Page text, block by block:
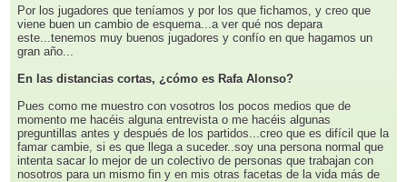
Por los jugadores que teníamos y por los que fichamos, y creo que
viene buen un cambio de esquema...a ver qué nos depara
este...tenemos muy buenos jugadores y confío en que hagamos un
gran año...
En las distancias cortas, ¿cómo es Rafa Alonso?
Pues como me muestro con vosotros los pocos medios que de
momento me hacéis alguna entrevista o me hacéis algunas
preguntillas antes y después de los partidos...creo que es difícil que la
famar cambie, si es que llega a suceder..soy una persona normal que
intenta sacar lo mejor de un colectivo de personas que trabajan con
nosotros para un mismo fin y en mis otras facetas de la vida más de